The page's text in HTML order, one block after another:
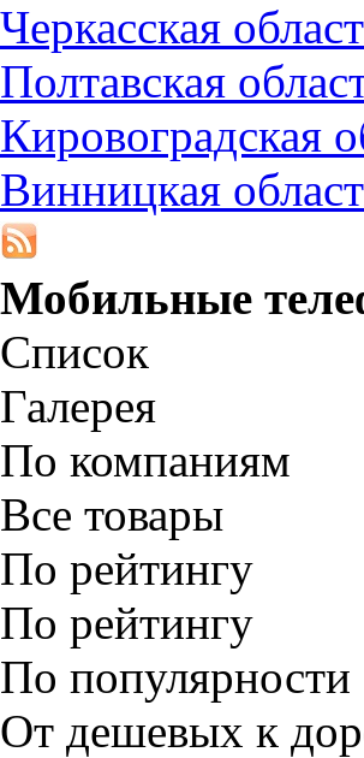
Черкасская
Полтавская
Кировоградская
Винницкая
Мобильные
Список
Галерея
По компаниям
Все товары
По рейтингу
По рейтингу
По популярности
От дешевых к